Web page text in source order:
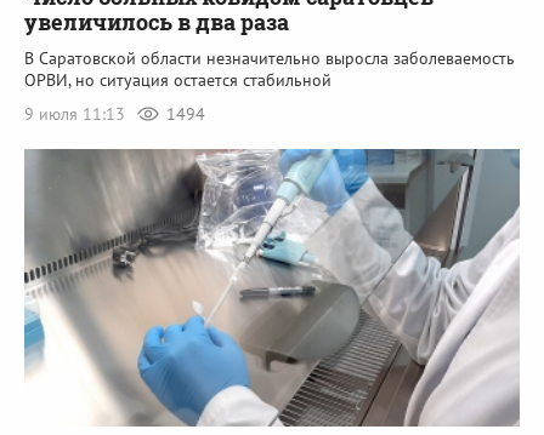
увеличилось в два раза
В Саратовской области незначительно выросла заболеваемость
ОРВИ, но ситуация остается стабильной
9 июля 11:13
1494